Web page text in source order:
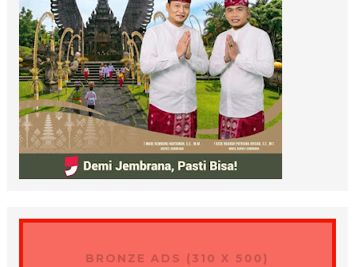
BRONZE ADS (310 X 500)